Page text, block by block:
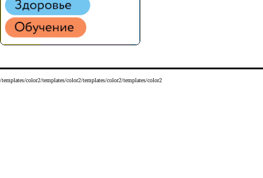
/templates/color2/templates/color2/templates/color2/templates/color2